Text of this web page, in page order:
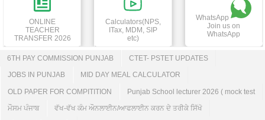
ONLINE
TEACHER
TRANSFER 2026
Calculators(NPS,
ITax, MDM, SIP
etc)
WhatsApp
Join us on
WhatsApp
6TH PAY COMMISSION PUNJAB CTET- PSTET UPDATES
JOBS IN PUNJAB MID DAY MEAL CALCULATOR
OLD PAPER FOR COMPITITION Punjab School lecturer 2026 ( mock test
ਮੌਸਮ ਪੰਜਾਬ ਵੱਖ-ਵੱਖ ਕੰਮ ਔਨਲਾਈਨ/ਆਫਲਾਈਨ ਕਰਨ ਦੇ ਤਰੀਕੇ ਸਿੱਖੋ